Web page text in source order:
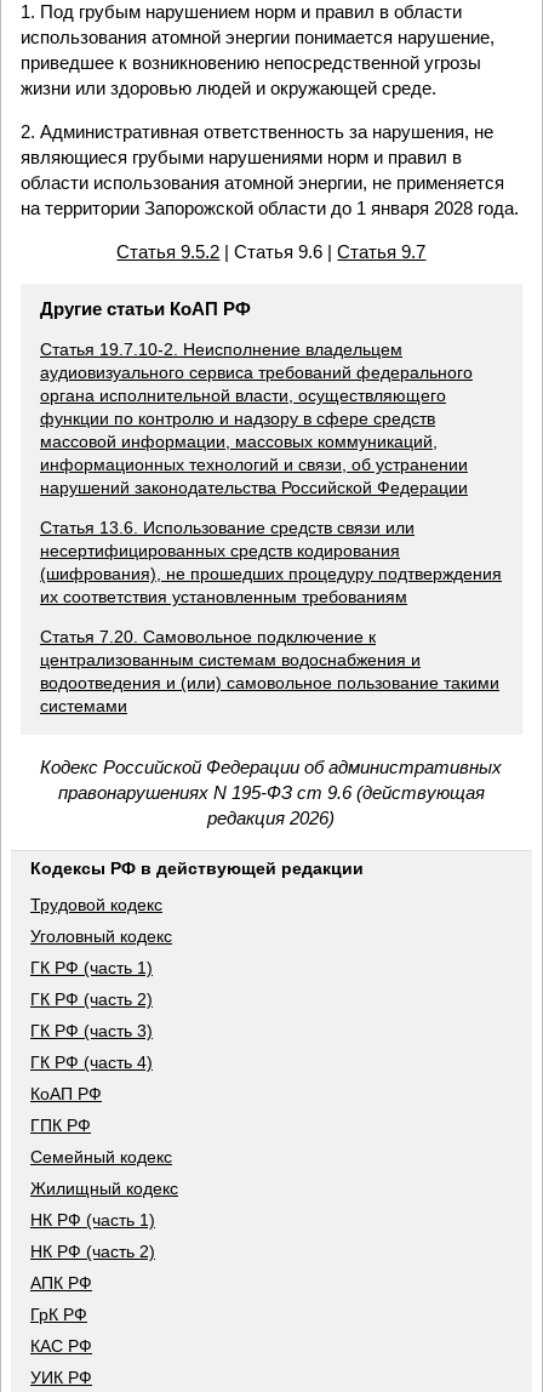
1. Под грубым нарушением норм и правил в области
использования атомной энергии понимается нарушение,
приведшее к возникновению непосредственной угрозы
жизни или здоровью людей и окружающей среде.
2. Административная ответственность за нарушения, не
являющиеся грубыми нарушениями норм и правил в
области использования атомной энергии, не применяется
на территории Запорожской области до 1 января 2028 года.
Статья 9.5.2 | Статья 9.6 |Статья 9.7
Другие статьи КоАП РФ
Статья 19.7.10-2. Неисполнение владельцем
аудиовизуального сервиса требований федерального
органа исполнительной власти, осуществляющего
функции по контролю и надзору в сфере средств
массовой информации, массовых коммуникаций,
информационных технологий и связи, об устранении
нарушений законодательства Российской Федерации
Статья 13.6. Использование средств связи или
несертифицированных средств кодирования
(шифрования), не прошедших процедуру подтверждения
их соответствия установленным требованиям
Статья 7.20. Самовольное подключение к
централизованным системам водоснабжения и
водоотведения и (или) самовольное пользование такими
системами
Кодекс Российской Федерации об административных
правонарушениях N 195-ФЗ ст 9.6 (действующая
редакция 2026)
Кодексы РФ в действующей редакции
Трудовой кодекс
Уголовный кодекс
ГК РФ (часть 1)
ГК РФ (часть 2)
ГК РФ (часть 3)
ГК РФ (часть 4)
КоАП РФ
ГПК РФ
Семейный кодекс
Жилищный кодекс
НК РФ (часть 1)
НК РФ (часть 2)
АПК РФ
ГрК РФ
КАС РФ
УИК РФ